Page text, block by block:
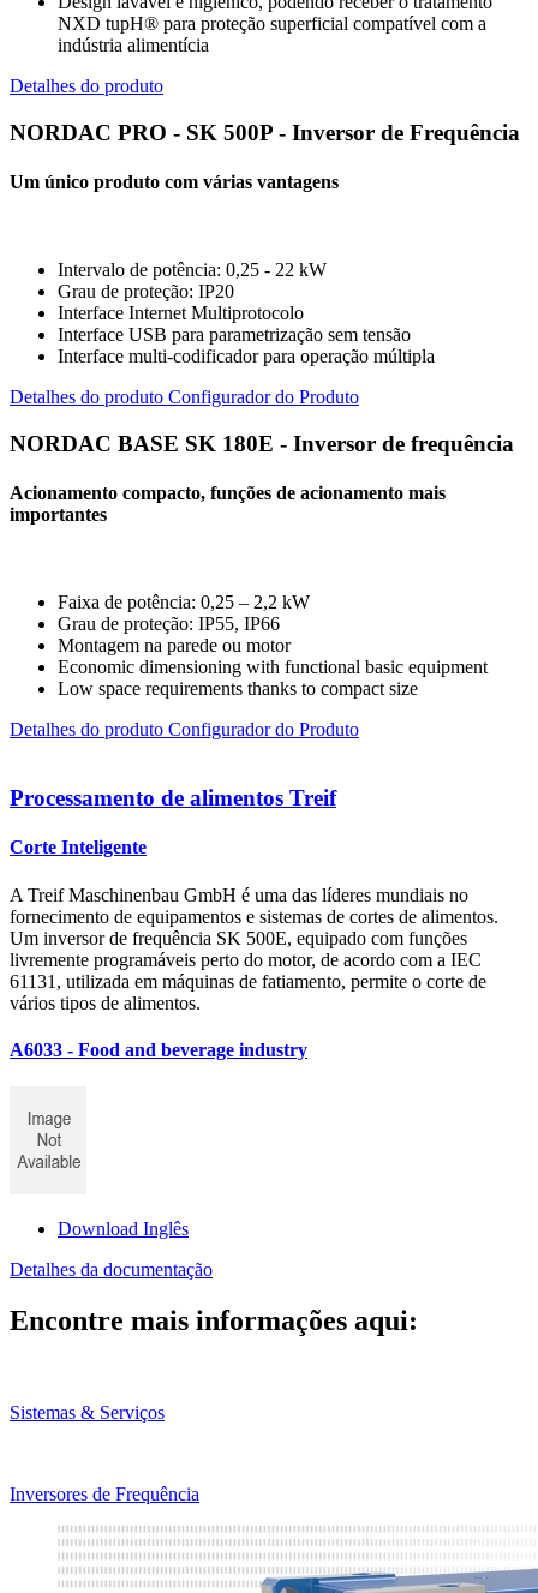
NXD tupH® para proteção superficial compatível com a
indústria alimentícia
Detalhes do produto
NORDAC PRO - SK 500P - Inversor de Frequência
Um único produto com várias vantagens
Intervalo de potência: 0,25 - 22 kW
Grau de proteção: IP20
Interface Internet Multiprotocolo
Interface USB para parametrização sem tensão
Interface multi-codificador para operação múltipla
Detalhes do produto Configurador do Produto
NORDAC BASE SK 180E - Inversor de frequência
Acionamento compacto, funções de acionamento mais
importantes
Faixa de potência: 0,25 – 2,2 kW
Grau de proteção: IP55, IP66
Montagem na parede ou motor
Economic dimensioning with functional basic equipment
Low space requirements thanks to compact size
Detalhes do produto Configurador do Produto
Processamento de alimentos Treif
Corte Inteligente
A Treif Maschinenbau GmbH é uma das líderes mundiais no
fornecimento de equipamentos e sistemas de cortes de alimentos.
Um inversor de frequência SK 500E, equipado com funções
livremente programáveis perto do motor, de acordo com a IEC
61131, utilizada em máquinas de fatiamento, permite o corte de
vários tipos de alimentos.
A6033 - Food and beverage industry
Download Inglês
Detalhes da documentação
Encontre mais informações aqui:
Sistemas & Serviços
Inversores de Frequência